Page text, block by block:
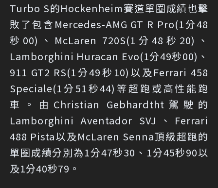
Turbo S的Hockenheim賽道單圈成績也擊
敗了包含Mercedes-AMG GT R Pro(1分48
秒00)、McLaren 720S(1分48秒20)、
Lamborghini Huracan Evo(1分49秒00)、
911 GT2 RS(1分49秒10)以及Ferrari 458
Speciale(1分51秒44)等超跑或高性能跑
車。由Christian Gebhardtht駕駛的
Lamborghini Aventador SVJ、Ferrari
488 Pista以及McLaren Senna頂級超跑的
單圈成績分別為1分47秒30、1分45秒90以
及1分40秒79。